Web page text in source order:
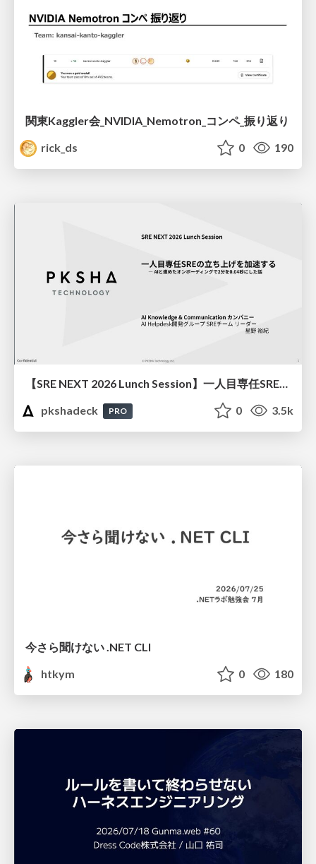
関東Kaggler会_NVIDIA_Nemotron_コンペ_振り返り
rick_ds
0 190
【SRE NEXT 2026 Lunch Session】一人目専任SREの立ち上げを加速する ― AIと進めたオンボーディングで2分を0.04秒にした話
pkshadeck
PRO 0 3.5k
今さら聞けない .NET CLI
htkym
0 180